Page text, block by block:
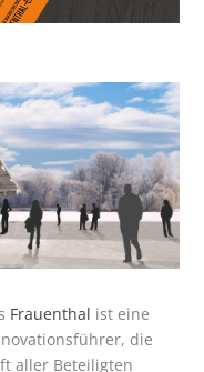
Frauenthal ist eine
die
aller Beteiligten